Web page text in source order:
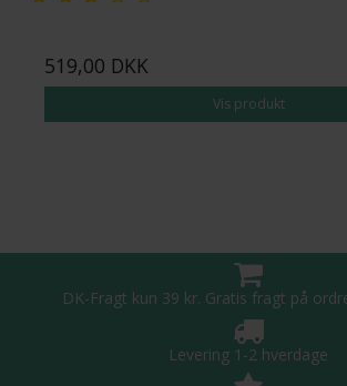
519,00 DKK
Vis produkt
DK-Fragt kun 39 kr. Gratis fragt på
Levering 1-2 hverdage